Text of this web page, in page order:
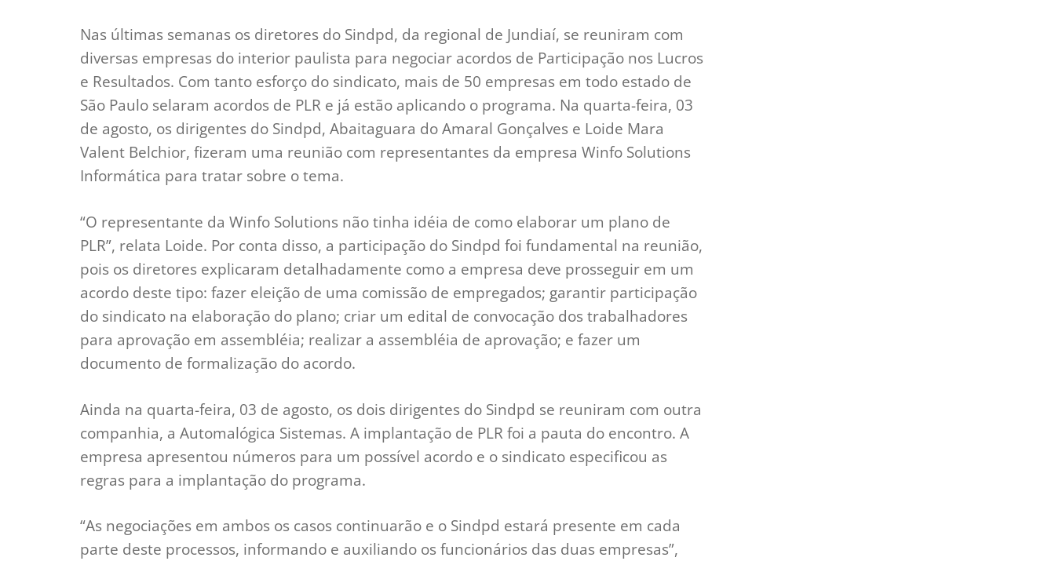
Nas últimas semanas os diretores do Sindpd, da regional de Jundiaí, se reuniram com
diversas empresas do interior paulista para negociar acordos de Participação nos Lucros
e Resultados. Com tanto esforço do sindicato, mais de 50 empresas em todo estado de
São Paulo selaram acordos de PLR e já estão aplicando o programa. Na quarta-feira, 03
de agosto, os dirigentes do Sindpd, Abaitaguara do Amaral Gonçalves e Loide Mara
Valent Belchior, fizeram uma reunião com representantes da empresa Winfo Solutions
Informática para tratar sobre o tema.
“O representante da Winfo Solutions não tinha idéia de como elaborar um plano de
PLR”, relata Loide. Por conta disso, a participação do Sindpd foi fundamental na reunião,
pois os diretores explicaram detalhadamente como a empresa deve prosseguir em um
acordo deste tipo: fazer eleição de uma comissão de empregados; garantir participação
do sindicato na elaboração do plano; criar um edital de convocação dos trabalhadores
para aprovação em assembléia; realizar a assembléia de aprovação; e fazer um
documento de formalização do acordo.
Ainda na quarta-feira, 03 de agosto, os dois dirigentes do Sindpd se reuniram com outra
companhia, a Automalógica Sistemas. A implantação de PLR foi a pauta do encontro. A
empresa apresentou números para um possível acordo e o sindicato especificou as
regras para a implantação do programa.
“As negociações em ambos os casos continuarão e o Sindpd estará presente em cada
parte deste processos, informando e auxiliando os funcionários das duas empresas”,